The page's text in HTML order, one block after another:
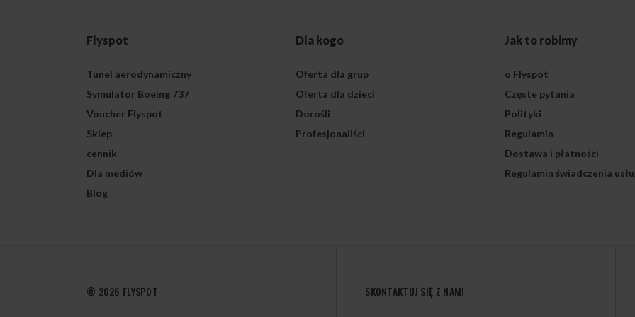
Flyspot
Tunel aerodynamiczny
Symulator Boeing 737
Voucher Flyspot
Sklep
cennik
Dla mediów
Blog
Dla kogo
Oferta dla grup
Oferta dla dzieci
Dorośli
Profesjonaliści
Jak to robimy
o Flyspot
Częste pytania
Polityki
Regulamin
Dostawa i płatności
Regulamin świadczenia
© 2026 FLYSPOT SKONTAKTUJ SIĘ Z NAMI